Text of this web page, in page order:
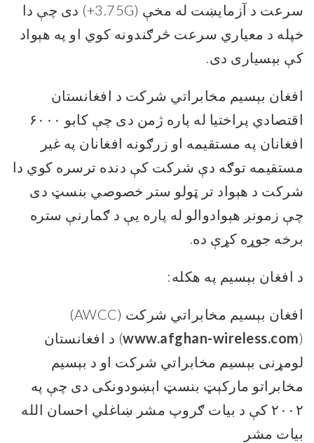
سرعت د آزمایښت له مخې (3.75G+) دی چې دا
خپله د معیاري سرعت څرګندونه کوي او په هېواد
کې بېسیاری دی.
افغان بېسیم مخابراتي شرکت د افغانستان
اقتصادي پراختیا له پاره ژمن دی چې کابو ۶۰۰۰
افغانان په مستقیمه او زرګونه افغانان په غیر
مستقیمه توګه دې شرکت کې دنده ترسره کوي دا
شرکت د هېواد تر ټولو ستر خصوصي بنسټ دی
چې زمونږ هېوادوالو له پاره یې د ګمارنې ستره
برخه جوړه کړې ده.
د افغان بېسیم په هکله:
افغان بېسیم مخابراتي شرکت (AWCC)
(
www.afghan-wireless.com) د افغانستان
لومړنی بېسیم مخابراتي شرکت او د بېسیم
مخابراتو مارکېټ بنسټ اېښودونکی دی چې په
۲۰۰۲ کې د بیات ګروپ مشر ښاغلي احسان الله
بیات مشر